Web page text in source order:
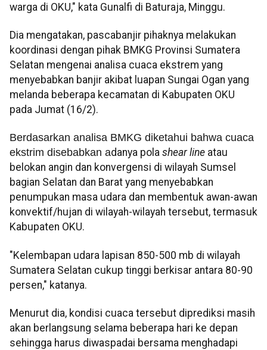
warga di OKU," kata Gunalfi di Baturaja, Minggu.
Dia mengatakan, pascabanjir pihaknya melakukan
koordinasi dengan pihak BMKG Provinsi Sumatera
Selatan mengenai analisa cuaca ekstrem yang
menyebabkan banjir akibat luapan Sungai Ogan yang
melanda beberapa kecamatan di Kabupaten OKU
pada Jumat (16/2).
Berdasarkan analisa BMKG diketahui bahwa cuaca
ekstrim disebabkan adanya pola shear line atau
belokan angin dan konvergensi di wilayah Sumsel
bagian Selatan dan Barat yang menyebabkan
penumpukan masa udara dan membentuk awan-awan
konvektif/hujan di wilayah-wilayah tersebut, termasuk
Kabupaten OKU.
"Kelembapan udara lapisan 850-500 mb di wilayah
Sumatera Selatan cukup tinggi berkisar antara 80-90
persen," katanya.
Menurut dia, kondisi cuaca tersebut diprediksi masih
akan berlangsung selama beberapa hari ke depan
sehingga harus diwaspadai bersama menghadapi